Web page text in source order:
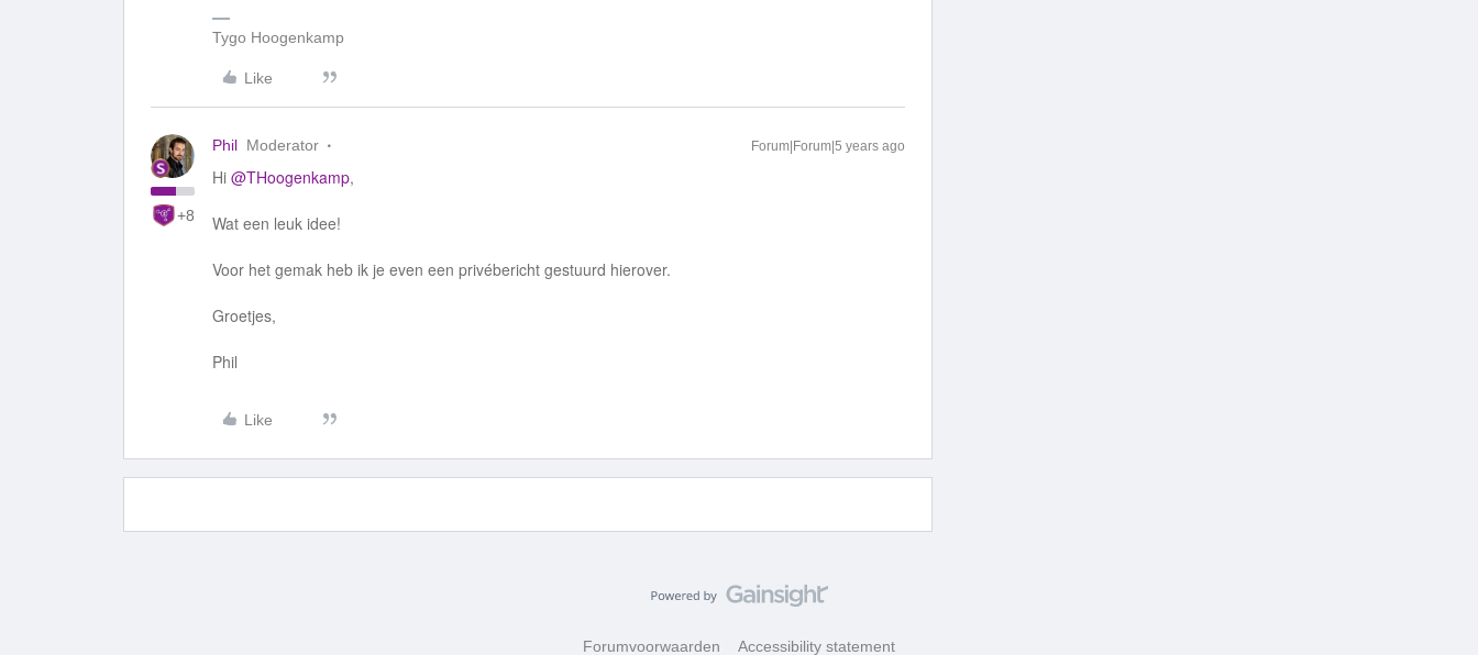
Tygo Hoogenkamp
Like
+8
Phil Moderator Forum|Forum|5 years ago
Hi @THoogenkamp,
Wat een leuk idee!
Voor het gemak heb ik je even een privébericht gestuurd hierover.
Groetjes,
Phil
Like
Forumvoorwaarden Accessibility statement